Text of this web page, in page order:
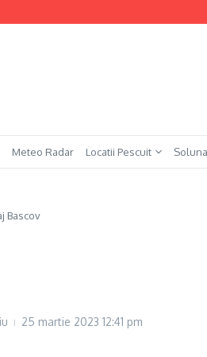
Meteo Radar Locatii Pescuit
Bascov
25 martie 2023 12:41 pm